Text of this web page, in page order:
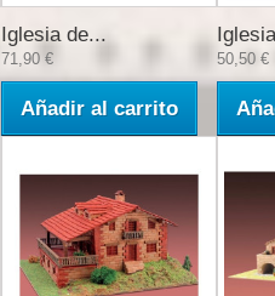
Iglesia de...
71,90 €
Añadir al carrito
50,50 €